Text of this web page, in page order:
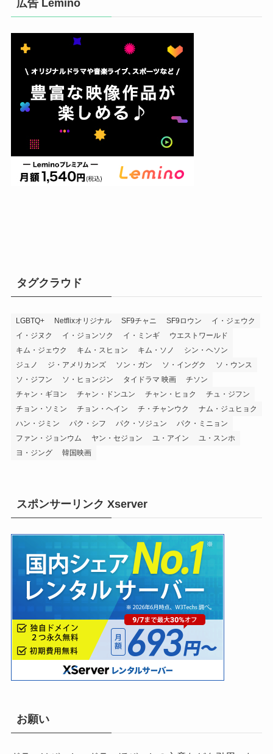
広告 Lemino
タグクラウド
LGBTQ+ Netflixオリジナル SF9チャニ SF9ロウン
イ・ジェウク
イ・ジヌク
イ・ジョンソク イ・ミンギ
ウエストワールド
キム・ジェウク
キム・スヒョン キム・ソノ
シン・ヘソン
ジュノ
ジ・アメリカンズ ソン・ガン ソ・イングク
ソ・ウンス
ソ・ジフン
ソ・ヒョンジン タイドラマ 映画
チソン
チャン・ギヨン
チャン・ドンユン チャン・ヒョク
チュ・ジフン
チョン・ソミン
チョン・ヘイン チ・チャンウク
ナム・ジュヒョク
ハン・ジミン
パク・シフ パク・ソジュン
パク・ミニョン
ファン・ジョンウム
ヤン・セジョン ユ・アイン
ユ・スンホ
ヨ・ジング
韓国映画
スポンサーリンク Xserver
お願い